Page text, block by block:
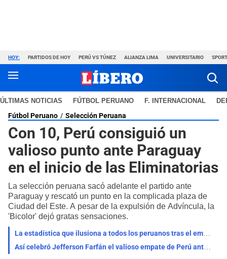
HOY: PARTIDOS DE HOY PERÚ VS TÚNEZ ALIANZA LIMA UNIVERSITARIO
ÚLTIMAS NOTICIAS FÚTBOL PERUANO F. INTERNACIONAL
Fútbol Peruano Selección Peruana
Con 10, Perú consiguió un
valioso punto ante Paraguay
en el inicio de las Eliminatorias
La selección peruana sacó adelante el partido ante
Paraguay y rescató un punto en la complicada plaza de
Ciudad del Este. A pesar de la expulsión de Advíncula, la
'Bicolor' dejó gratas sensaciones.
La estadística que ilusiona a todos los peruanos tras el empate 0-0 ante Paraguay
Así celebró Jefferson Farfán el valioso empate de Perú ante Paraguay en Eliminatorias